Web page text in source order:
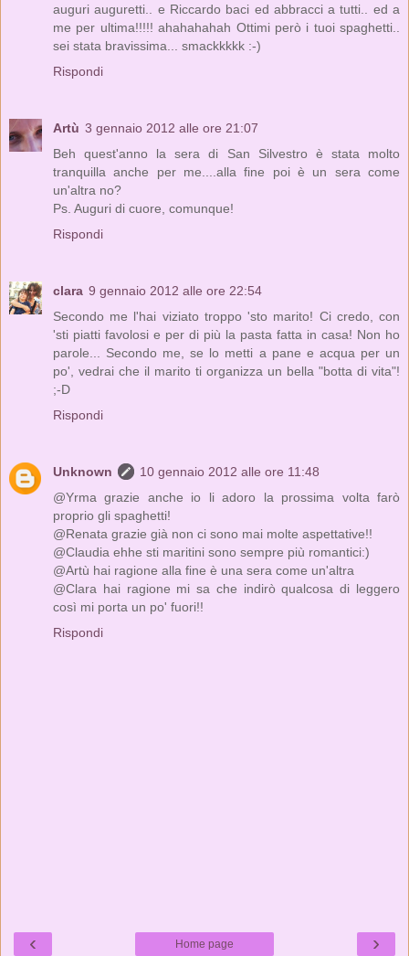
auguri auguretti.. e Riccardo baci ed abbracci a tutti.. ed a
me per ultima!!!!! ahahahahah Ottimi però i tuoi spaghetti..
sei stata bravissima... smackkkkk :-)
Rispondi
Artù 3 gennaio 2012 alle ore 21:07
Beh quest'anno la sera di San Silvestro è stata molto
tranquilla anche per me....alla fine poi è un sera come
un'altra no?
Ps. Auguri di cuore, comunque!
Rispondi
clara 9 gennaio 2012 alle ore 22:54
Secondo me l'hai viziato troppo 'sto marito! Ci credo, con
'sti piatti favolosi e per di più la pasta fatta in casa! Non ho
parole... Secondo me, se lo metti a pane e acqua per un
po', vedrai che il marito ti organizza un bella "botta di vita"!
;-D
Rispondi
Unknown
10 gennaio 2012 alle ore 11:48
@Yrma grazie anche io li adoro la prossima volta farò
proprio gli spaghetti!
@Renata grazie già non ci sono mai molte aspettative!!
@Claudia ehhe sti maritini sono sempre più romantici:)
@Artù hai ragione alla fine è una sera come un'altra
@Clara hai ragione mi sa che indirò qualcosa di leggero
così mi porta un po' fuori!!
Rispondi
‹ ›
Home page